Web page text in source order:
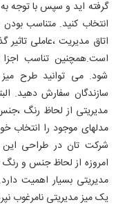
گرفته اید و سپس با توجه به
انتخاب کنید. متناسب
اتاق مدیریت ،عاملی تاثیر
است.همچنین تناسب
شود. می توانید طرح
سازندگان سفارش دهید.
مدیریتی از لحاظ رنگ
مدلهای موجود را انتخاب
شرکت تان در طراحی این
امروزه از لحاظ جنس و
مدیریتی بسیار اهمیت
یک میز مدیریتی نامرغوب